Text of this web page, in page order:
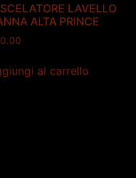
LAVELLO
ALTA PRINCE
al carrello